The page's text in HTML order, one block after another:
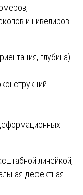
и нивелиров
глубина).
линейкой,
дефектная